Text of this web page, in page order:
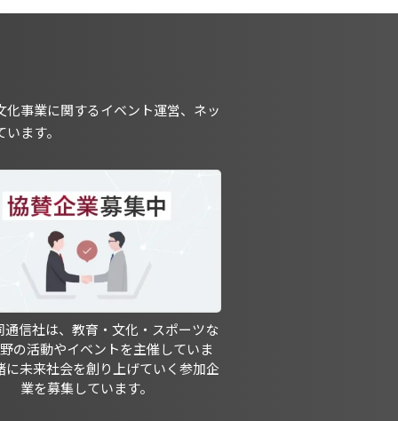
事業に関するイベント運営、ネッ
ます。
通信社は、教育・文化・スポーツな
の活動やイベントを主催していま
に未来社会を創り上げていく参加企
業を募集しています。